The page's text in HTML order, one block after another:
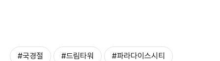
#국경절 #드림타워 #파라다이스시티